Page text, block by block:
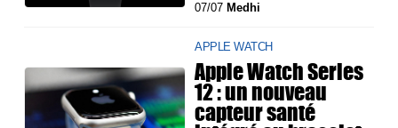
07/07 Medhi
APPLE WATCH
Apple Watch Series
12 : un nouveau
capteur santé